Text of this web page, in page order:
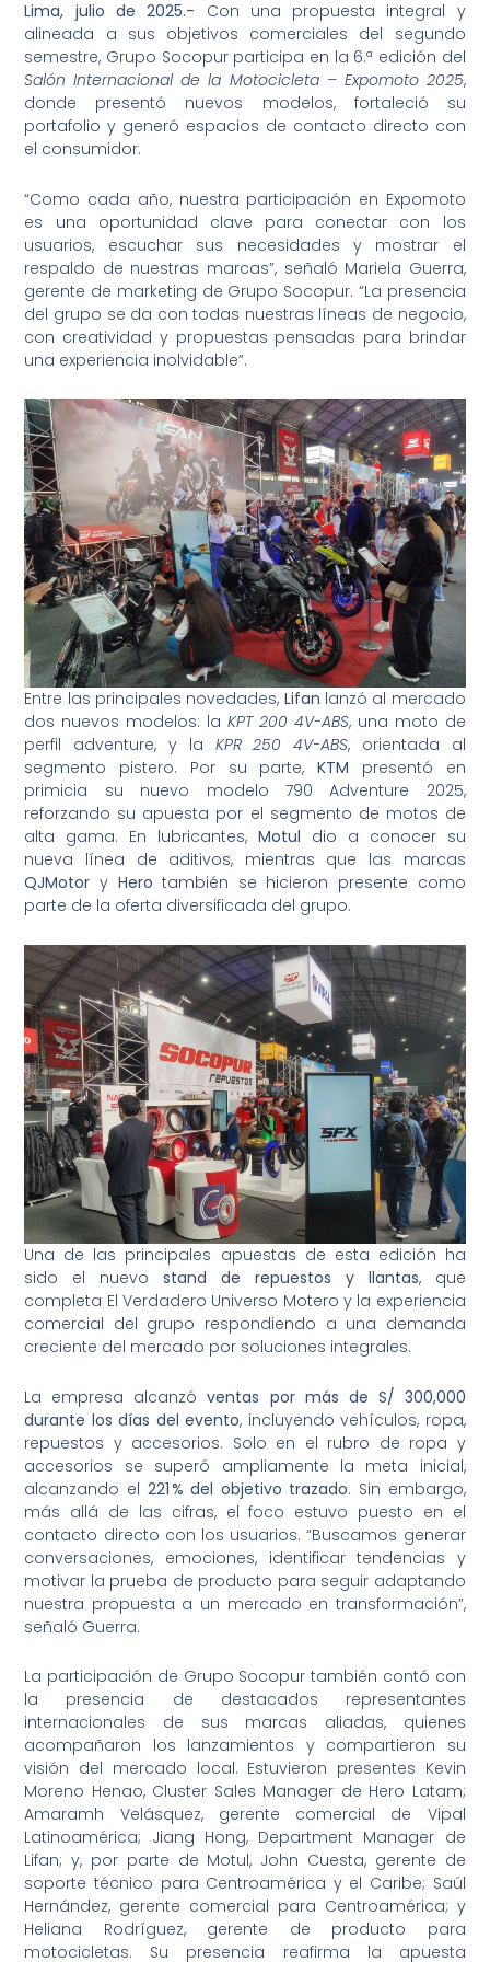
Lima, julio de 2025.- Con una propuesta integral y
alineada a sus objetivos comerciales del segundo
semestre, Grupo Socopur participa en la 6.ª edición del
Salón Internacional de la Motocicleta – Expomoto 2025,
donde presentó nuevos modelos, fortaleció su
portafolio y generó espacios de contacto directo con
el consumidor.
“Como cada año, nuestra participación en Expomoto
es una oportunidad clave para conectar con los
usuarios, escuchar sus necesidades y mostrar el
respaldo de nuestras marcas”, señaló Mariela Guerra,
gerente de marketing de Grupo Socopur. “La presencia
del grupo se da con todas nuestras líneas de negocio,
con creatividad y propuestas pensadas para brindar
una experiencia inolvidable”.
Entre las principales novedades, Lifan lanzó al mercado
dos nuevos modelos: laKPT 200 4V-ABS, una moto de
perfil adventure, y la KPR 250 4V-ABS, orientada al
segmento pistero. Por su parte,KTM presentó en
primicia su nuevo modelo 790 Adventure 2025,
reforzando su apuesta por el segmento de motos de
alta gama. En lubricantes, Motul dio a conocer su
nueva línea de aditivos, mientras que las marcas
QJMotor y Hero también se hicieron presente como
parte de la oferta diversificada del grupo.
Una de las principales apuestas de esta edición ha
sido el nuevostand de repuestos y llantas, que
completa El Verdadero Universo Motero y la experiencia
comercial del grupo respondiendo a una demanda
creciente del mercado por soluciones integrales.
La empresa alcanzóventas por más de S/ 300,000
durante los días del evento, incluyendo vehículos, ropa,
repuestos y accesorios. Solo en el rubro de ropa y
accesorios se superó ampliamente la meta inicial,
alcanzando el 221 % del objetivo trazado. Sin embargo,
más allá de las cifras, el foco estuvo puesto en el
contacto directo con los usuarios. “Buscamos generar
conversaciones, emociones, identificar tendencias y
motivar la prueba de producto para seguir adaptando
nuestra propuesta a un mercado en transformación”,
señaló Guerra.
La participación de Grupo Socopur también contó con
la presencia de destacados representantes
internacionales de sus marcas aliadas, quienes
acompañaron los lanzamientos y compartieron su
visión del mercado local. Estuvieron presentes Kevin
Moreno Henao, Cluster Sales Manager de Hero Latam;
Amaramh Velásquez, gerente comercial de Vipal
Latinoamérica; Jiang Hong, Department Manager de
Lifan; y, por parte de Motul, John Cuesta, gerente de
soporte técnico para Centroamérica y el Caribe; Saúl
Hernández, gerente comercial para Centroamérica; y
Heliana Rodríguez, gerente de producto para
motocicletas. Su presencia reafirma la apuesta